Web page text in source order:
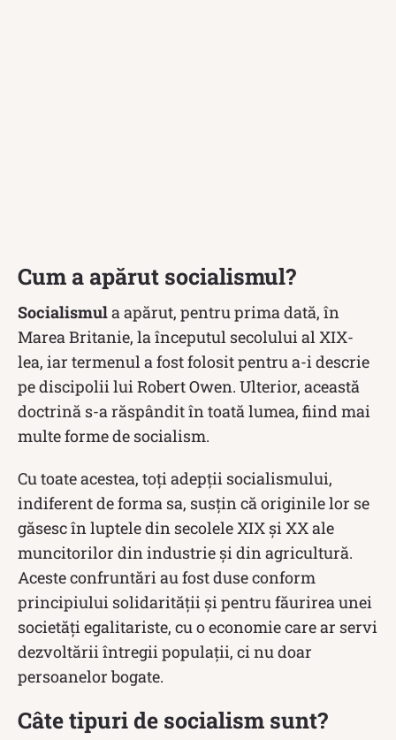
Cum a apărut socialismul?
Socialismula apărut, pentru prima dată, în
Marea Britanie, la începutul secolului al XIX-
lea, iar termenul a fost folosit pentru a-i descrie
pe discipolii lui Robert Owen. Ulterior, această
doctrină s-a răspândit în toată lumea, fiind mai
multe forme de socialism.
Cu toate acestea, toți adepții socialismului,
indiferent de forma sa, susțin că originile lor se
găsesc în luptele din secolele XIX și XX ale
muncitorilor din industrie și din agricultură.
Aceste confruntări au fost duse conform
principiului solidarității și pentru făurirea unei
societăți egalitariste, cu o economie care ar servi
dezvoltării întregii populații, ci nu doar
persoanelor bogate.
Câte tipuri de socialism sunt?